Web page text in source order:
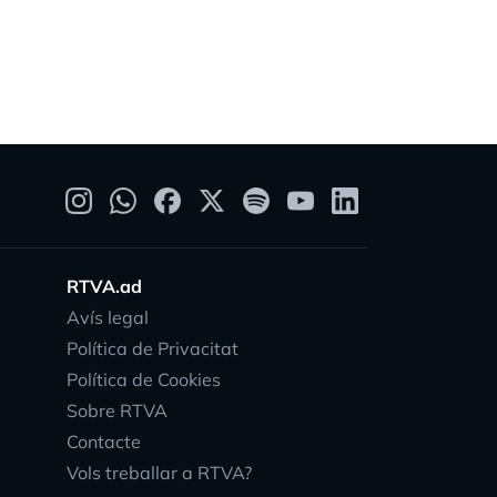
RTVA.ad
Avís legal
Política de Privacitat
Política de Cookies
Sobre RTVA
Contacte
Vols treballar a RTVA?